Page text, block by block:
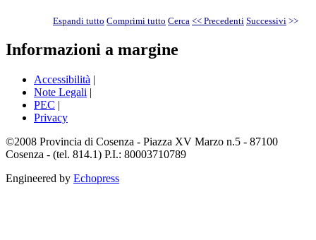
Espandi tutto Comprimi tutto Cerca << Precedenti Successivi >>
Informazioni a margine
Accessibilità |
Note Legali |
PEC |
Privacy
©2008 Provincia di Cosenza - Piazza XV Marzo n.5 - 87100
Cosenza - (tel. 814.1) P.I.: 80003710789
Engineered by Echopress